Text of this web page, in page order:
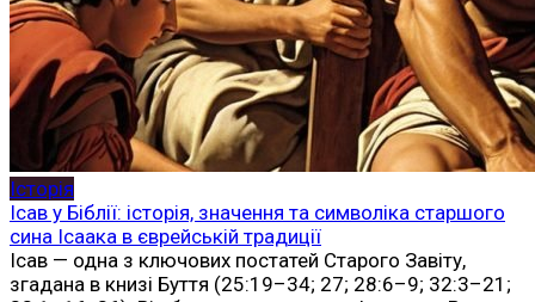
Історія
Ісав у Біблії: історія, значення та символіка старшого
сина Ісаака в єврейській традиції
Ісав — одна з ключових постатей Старого Завіту,
згадана в книзі Буття (25:19–34; 27; 28:6–9; 32:3–21;